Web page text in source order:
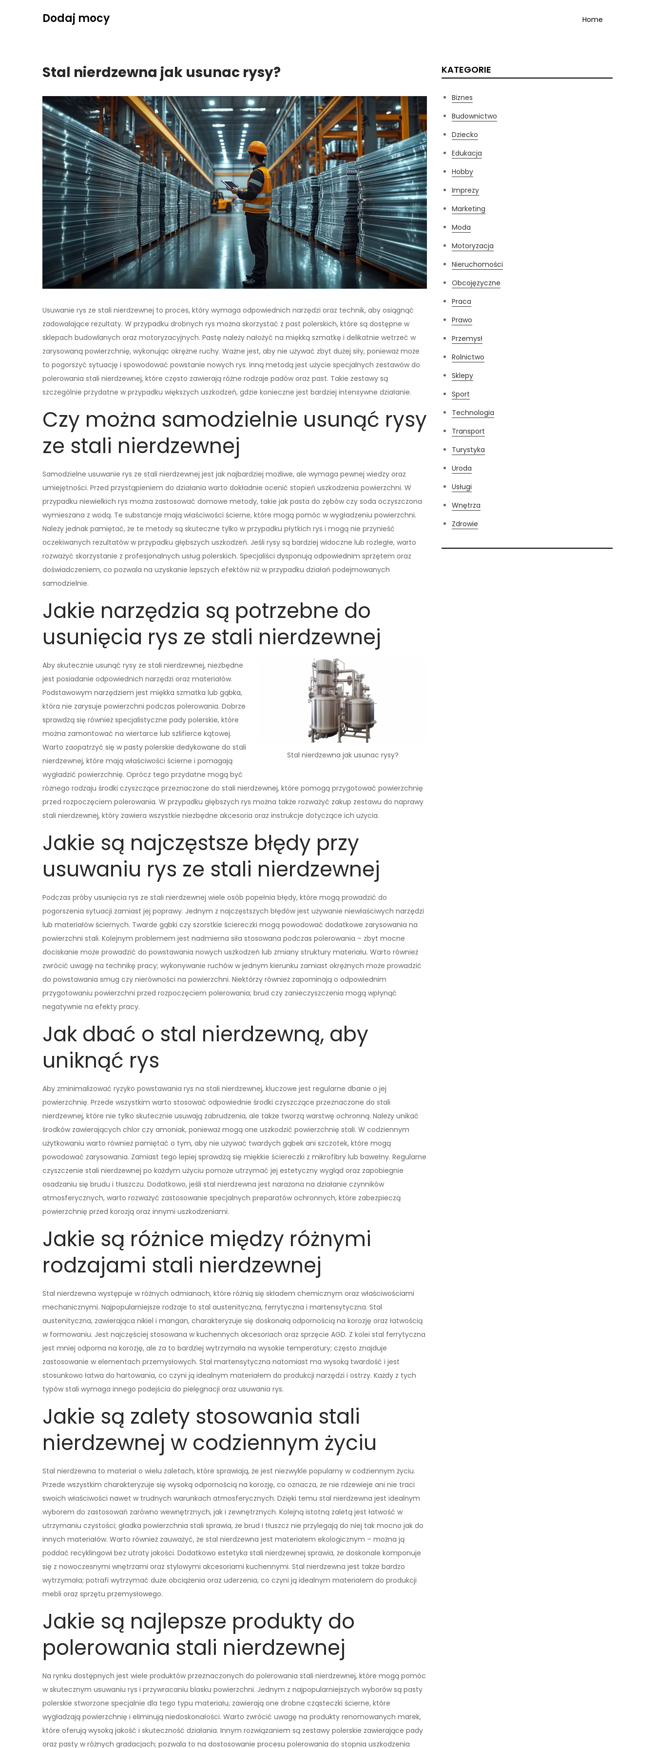
Dodaj mocy Home
Stal nierdzewna jak usunac rysy?
Usuwanie rys ze stali nierdzewnej to proces, który wymaga odpowiednich narzędzi oraz technik, aby osiągnąć
zadowalające rezultaty. W przypadku drobnych rys można skorzystać z past polerskich, które są dostępne w
sklepach budowlanych oraz motoryzacyjnych. Pastę należy nałożyć na miękką szmatkę i delikatnie wetrzeć w
zarysowaną powierzchnię, wykonując okrężne ruchy. Ważne jest, aby nie używać zbyt dużej siły, ponieważ może
to pogorszyć sytuację i spowodować powstanie nowych rys. Inną metodą jest użycie specjalnych zestawów do
polerowania stali nierdzewnej, które często zawierają różne rodzaje padów oraz past. Takie zestawy są
szczególnie przydatne w przypadku większych uszkodzeń, gdzie konieczne jest bardziej intensywne działanie.
Czy można samodzielnie usunąć rysy
ze stali nierdzewnej
Samodzielne usuwanie rys ze stali nierdzewnej jest jak najbardziej możliwe, ale wymaga pewnej wiedzy oraz
umiejętności. Przed przystąpieniem do działania warto dokładnie ocenić stopień uszkodzenia powierzchni. W
przypadku niewielkich rys można zastosować domowe metody, takie jak pasta do zębów czy soda oczyszczona
wymieszana z wodą. Te substancje mają właściwości ścierne, które mogą pomóc w wygładzeniu powierzchni.
Należy jednak pamiętać, że te metody są skuteczne tylko w przypadku płytkich rys i mogą nie przynieść
oczekiwanych rezultatów w przypadku głębszych uszkodzeń. Jeśli rysy są bardziej widoczne lub rozległe, warto
rozważyć skorzystanie z profesjonalnych usług polerskich. Specjaliści dysponują odpowiednim sprzętem oraz
doświadczeniem, co pozwala na uzyskanie lepszych efektów niż w przypadku działań podejmowanych
samodzielnie.
Jakie narzędzia są potrzebne do
usunięcia rys ze stali nierdzewnej
Stal nierdzewna jak usunac rysy?
Aby skutecznie usunąć rysy ze stali nierdzewnej, niezbędne
jest posiadanie odpowiednich narzędzi oraz materiałów.
Podstawowym narzędziem jest miękka szmatka lub gąbka,
która nie zarysuje powierzchni podczas polerowania. Dobrze
sprawdzą się również specjalistyczne pady polerskie, które
można zamontować na wiertarce lub szlifierce kątowej.
Warto zaopatrzyć się w pasty polerskie dedykowane do stali
nierdzewnej, które mają właściwości ścierne i pomagają
wygładzić powierzchnię. Oprócz tego przydatne mogą być
różnego rodzaju środki czyszczące przeznaczone do stali nierdzewnej, które pomogą przygotować powierzchnię
przed rozpoczęciem polerowania. W przypadku głębszych rys można także rozważyć zakup zestawu do naprawy
stali nierdzewnej, który zawiera wszystkie niezbędne akcesoria oraz instrukcje dotyczące ich użycia.
Jakie są najczęstsze błędy przy
usuwaniu rys ze stali nierdzewnej
Podczas próby usunięcia rys ze stali nierdzewnej wiele osób popełnia błędy, które mogą prowadzić do
pogorszenia sytuacji zamiast jej poprawy. Jednym z najczęstszych błędów jest używanie niewłaściwych narzędzi
lub materiałów ściernych. Twarde gąbki czy szorstkie ściereczki mogą powodować dodatkowe zarysowania na
powierzchni stali. Kolejnym problemem jest nadmierna siła stosowana podczas polerowania – zbyt mocne
dociskanie może prowadzić do powstawania nowych uszkodzeń lub zmiany struktury materiału. Warto również
zwrócić uwagę na technikę pracy; wykonywanie ruchów w jednym kierunku zamiast okrężnych może prowadzić
do powstawania smug czy nierówności na powierzchni. Niektórzy również zapominają o odpowiednim
przygotowaniu powierzchni przed rozpoczęciem polerowania; brud czy zanieczyszczenia mogą wpłynąć
negatywnie na efekty pracy.
Jak dbać o stal nierdzewną, aby
uniknąć rys
Aby zminimalizować ryzyko powstawania rys na stali nierdzewnej, kluczowe jest regularne dbanie o jej
powierzchnię. Przede wszystkim warto stosować odpowiednie środki czyszczące przeznaczone do stali
nierdzewnej, które nie tylko skutecznie usuwają zabrudzenia, ale także tworzą warstwę ochronną. Należy unikać
środków zawierających chlor czy amoniak, ponieważ mogą one uszkodzić powierzchnię stali. W codziennym
użytkowaniu warto również pamiętać o tym, aby nie używać twardych gąbek ani szczotek, które mogą
powodować zarysowania. Zamiast tego lepiej sprawdzą się miękkie ściereczki z mikrofibry lub bawełny. Regularne
czyszczenie stali nierdzewnej po każdym użyciu pomoże utrzymać jej estetyczny wygląd oraz zapobiegnie
osadzaniu się brudu i tłuszczu. Dodatkowo, jeśli stal nierdzewna jest narażona na działanie czynników
atmosferycznych, warto rozważyć zastosowanie specjalnych preparatów ochronnych, które zabezpieczą
powierzchnię przed korozją oraz innymi uszkodzeniami.
Jakie są różnice między różnymi
rodzajami stali nierdzewnej
Stal nierdzewna występuje w różnych odmianach, które różnią się składem chemicznym oraz właściwościami
mechanicznymi. Najpopularniejsze rodzaje to stal austenityczna, ferrytyczna i martensytyczna. Stal
austenityczna, zawierająca nikiel i mangan, charakteryzuje się doskonałą odpornością na korozję oraz łatwością
w formowaniu. Jest najczęściej stosowana w kuchennych akcesoriach oraz sprzęcie AGD. Z kolei stal ferrytyczna
jest mniej odporna na korozję, ale za to bardziej wytrzymała na wysokie temperatury; często znajduje
zastosowanie w elementach przemysłowych. Stal martensytyczna natomiast ma wysoką twardość i jest
stosunkowo łatwa do hartowania, co czyni ją idealnym materiałem do produkcji narzędzi i ostrzy. Każdy z tych
typów stali wymaga innego podejścia do pielęgnacji oraz usuwania rys.
Jakie są zalety stosowania stali
nierdzewnej w codziennym życiu
Stal nierdzewna to materiał o wielu zaletach, które sprawiają, że jest niezwykle popularny w codziennym życiu.
Przede wszystkim charakteryzuje się wysoką odpornością na korozję, co oznacza, że nie rdzewieje ani nie traci
swoich właściwości nawet w trudnych warunkach atmosferycznych. Dzięki temu stal nierdzewna jest idealnym
wyborem do zastosowań zarówno wewnętrznych, jak i zewnętrznych. Kolejną istotną zaletą jest łatwość w
utrzymaniu czystości; gładka powierzchnia stali sprawia, że brud i tłuszcz nie przylegają do niej tak mocno jak do
innych materiałów. Warto również zauważyć, że stal nierdzewna jest materiałem ekologicznym – można ją
poddać recyklingowi bez utraty jakości. Dodatkowo estetyka stali nierdzewnej sprawia, że doskonale komponuje
się z nowoczesnymi wnętrzami oraz stylowymi akcesoriami kuchennymi. Stal nierdzewna jest także bardzo
wytrzymała; potrafi wytrzymać duże obciążenia oraz uderzenia, co czyni ją idealnym materiałem do produkcji
mebli oraz sprzętu przemysłowego.
Jakie są najlepsze produkty do
polerowania stali nierdzewnej
Na rynku dostępnych jest wiele produktów przeznaczonych do polerowania stali nierdzewnej, które mogą pomóc
w skutecznym usuwaniu rys i przywracaniu blasku powierzchni. Jednym z najpopularniejszych wyborów są pasty
polerskie stworzone specjalnie dla tego typu materiału; zawierają one drobne cząsteczki ścierne, które
wygładzają powierzchnię i eliminują niedoskonałości. Warto zwrócić uwagę na produkty renomowanych marek,
które oferują wysoką jakość i skuteczność działania. Innym rozwiązaniem są zestawy polerskie zawierające pady
oraz pasty w różnych gradacjach; pozwala to na dostosowanie procesu polerowania do stopnia uszkodzenia
KATEGORIE
Biznes
Budownictwo
Dziecko
Edukacja
Hobby
Imprezy
Marketing
Moda
Motoryzacja
Nieruchomości
Obcojęzyczne
Praca
Prawo
Przemysł
Rolnictwo
Sklepy
Sport
Technologia
Transport
Turystyka
Uroda
Usługi
Wnętrza
Zdrowie